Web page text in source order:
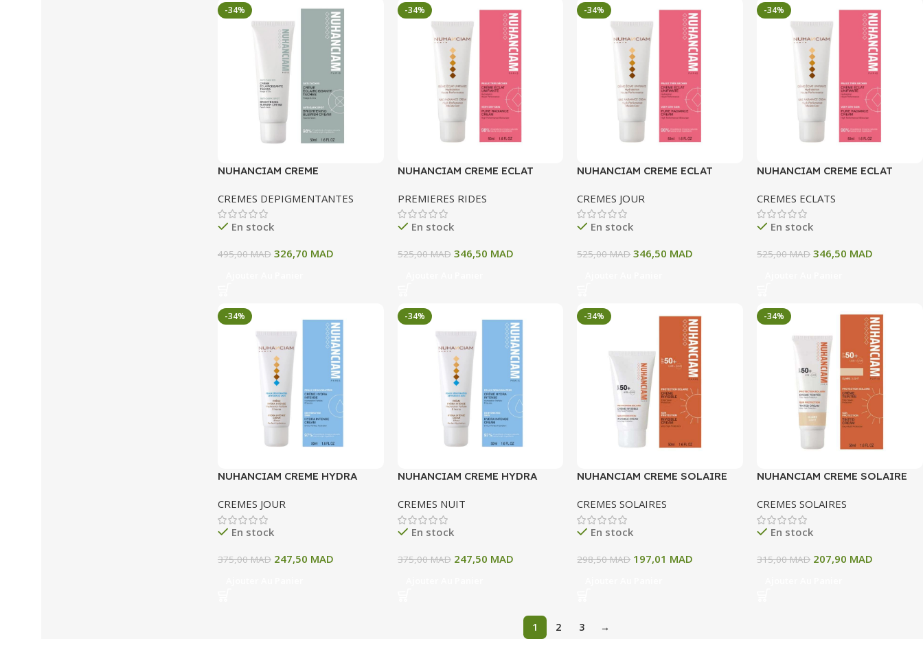
-34%
NUHANCIAM CREME
CREMES DEPIGMENTANTES
En stock
495,00MAD 326,70 MAD
-34%
NUHANCIAM CREME ECLAT
PREMIERES RIDES
En stock
525,00MAD 346,50 MAD
-34%
NUHANCIAM CREME ECLAT
CREMES JOUR
En stock
525,00MAD 346,50 MAD
-34%
NUHANCIAM CREME ECLAT
CREMES ECLATS
En stock
525,00MAD 346,50 MAD
-34%
NUHANCIAM CREME HYDRA
CREMES JOUR
En stock
375,00MAD 247,50 MAD
-34%
NUHANCIAM CREME HYDRA
CREMES NUIT
En stock
375,00MAD 247,50 MAD
-34%
NUHANCIAM CREME SOLAIRE
CREMES SOLAIRES
En stock
298,50MAD 197,01 MAD
-34%
NUHANCIAM CREME SOLAIRE
CREMES SOLAIRES
En stock
315,00MAD 207,90 MAD
1 2 3 →